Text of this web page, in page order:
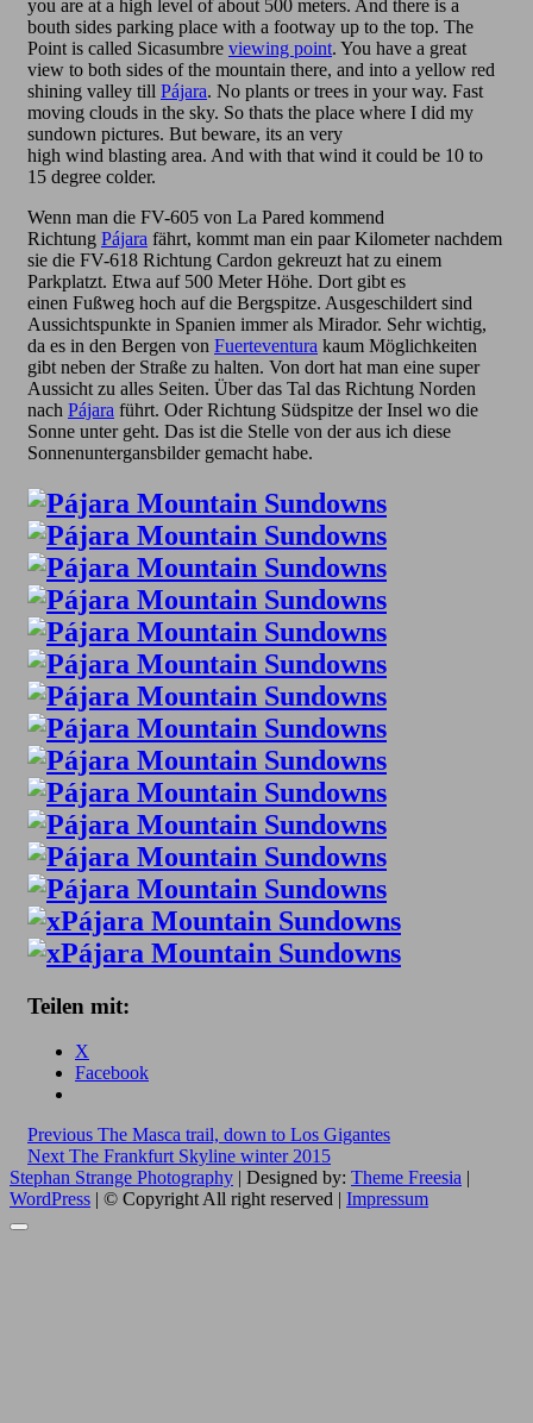
you are at a high level of about 500 meters. And there is a
bouth sides parking place with a footway up to the top. The
Point is called Sicasumbre viewing point. You have a great
view to both sides of the mountain there, and into a yellow red
shining valley till Pájara. No plants or trees in your way. Fast
moving clouds in the sky. So thats the place where I did my
sundown pictures. But beware, its an very
high wind blasting area. And with that wind it could be 10 to
15 degree colder.
Wenn man die FV-605 von La Pared kommend
Richtung Pájara fährt, kommt man ein paar Kilometer nachdem
sie die FV-618 Richtung Cardon gekreuzt hat zu einem
Parkplatzt. Etwa auf 500 Meter Höhe. Dort gibt es
einen Fußweg hoch auf die Bergspitze. Ausgeschildert sind
Aussichtspunkte in Spanien immer als Mirador. Sehr wichtig,
da es in den Bergen von Fuerteventura kaum Möglichkeiten
gibt neben der Straße zu halten. Von dort hat man eine super
Aussicht zu alles Seiten. Über das Tal das Richtung Norden
nach Pájara führt. Oder Richtung Südspitze der Insel wo die
Sonne unter geht. Das ist die Stelle von der aus ich diese
Sonnenuntergansbilder gemacht habe.
Teilen mit:
X
Facebook
Beitragsnavigation
Previous Previous
post:
The Masca trail, down to Los Gigantes
Next Next
post:
The Frankfurt Skyline winter 2015
Stephan Strange Photography | Designed by: Theme Freesia |
WordPress | © Copyright All right reserved | Impressum